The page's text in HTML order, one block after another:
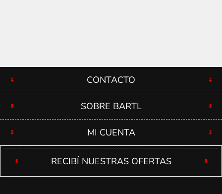
CONTACTO
SOBRE BARTL
MI CUENTA
RECIBÍ NUESTRAS OFERTAS